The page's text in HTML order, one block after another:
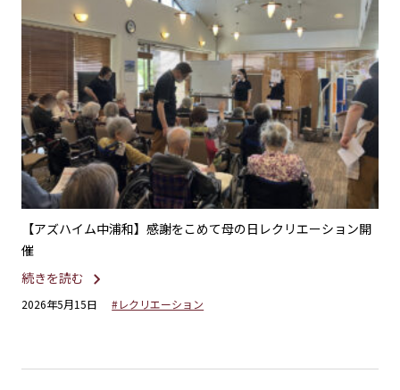
【アズハイム中浦和】感謝をこめて母の日レクリエーション開
催
続きを読む
2026年5月15日 #レクリエーション